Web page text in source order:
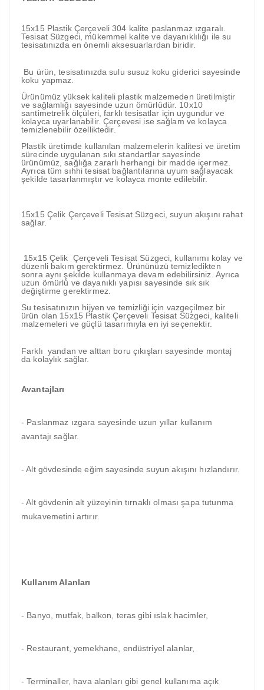
15x15 Plastik Çerçeveli 304 kalite paslanmaz ızgaralı.
Tesisat Süzgeci, mükemmel kalite ve dayanıklılığı ile su
tesisatınızda en önemli aksesuarlardan biridir.
Bu ürün, tesisatınızda sulu susuz koku giderici sayesinde
koku yapmaz.
Ürünümüz yüksek kaliteli plastik malzemeden üretilmiştir
ve sağlamlığı sayesinde uzun ömürlüdür. 10x10
santimetrelik ölçüleri, farklı tesisatlar için uygundur ve
kolayca uyarlanabilir. Çerçevesi ise sağlam ve kolayca
temizlenebilir özelliktedir.
Plastik üretimde kullanılan malzemelerin kalitesi ve üretim
sürecinde uygulanan sıkı standartlar sayesinde
ürünümüz, sağlığa zararlı herhangi bir madde içermez.
Ayrıca tüm sıhhi tesisat bağlantılarına uyum sağlayacak
şekilde tasarlanmıştır ve kolayca monte edilebilir.
15x15 Çelik Çerçeveli Tesisat Süzgeci, suyun akışını rahat
sağlar.
15x15 Çelik Çerçeveli Tesisat Süzgeci, kullanımı kolay ve
düzenli bakım gerektirmez. Ürününüzü temizledikten
sonra aynı şekilde kullanmaya devam edebilirsiniz. Ayrıca
uzun ömürlü ve dayanıklı yapısı sayesinde sık sık
değiştirme gerektirmez.
Su tesisatınızın hijyen ve temizliği için vazgeçilmez bir
ürün olan 15x15 Plastik Çerçeveli Tesisat Süzgeci, kaliteli
malzemeleri ve güçlü tasarımıyla en iyi seçenektir.
Farklı yandan ve alttan boru çıkışları sayesinde montaj
da kolaylık sağlar.
Avantajları
- Paslanmaz ızgara sayesinde uzun yıllar kullanım
avantajı sağlar.
- Alt gövdesinde eğim sayesinde suyun akışını hızlandırır.
- Alt gövdenin alt yüzeyinin tırnaklı olması şapa tutunma
mukavemetini artırır.
Kullanım Alanları
- Banyo, mutfak, balkon, teras gibi ıslak hacimler,
- Restaurant, yemekhane, endüstriyel alanlar,
- Terminaller, hava alanları gibi genel kullanıma açık